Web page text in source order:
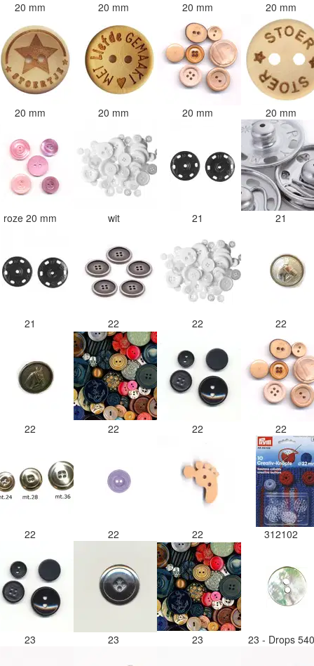
20 mm 20 mm 20 mm 20 mm
20 mm 20 mm 20 mm 20 mm
roze 20 mm wit 21 21
21 22 22 22
22 22 22 22
22 22 22 312102
23 23 23 23 - Drops